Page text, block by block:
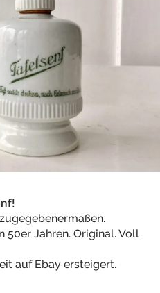
50er Jahren. Original. Voll
auf Ebay ersteigert.